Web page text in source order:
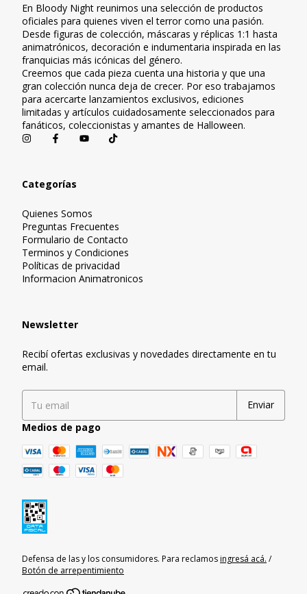
En Bloody Night reunimos una selección de productos
oficiales para quienes viven el terror como una pasión.
Desde figuras de colección, máscaras y réplicas 1:1 hasta
animatrónicos, decoración e indumentaria inspirada en las
franquicias más icónicas del género.
Creemos que cada pieza cuenta una historia y que una
gran colección nunca deja de crecer. Por eso trabajamos
para acercarte lanzamientos exclusivos, ediciones
limitadas y artículos cuidadosamente seleccionados para
fanáticos, coleccionistas y amantes de Halloween.
Categorías
Quienes Somos
Preguntas Frecuentes
Formulario de Contacto
Terminos y Condiciones
Políticas de privacidad
Informacion Animatronicos
Newsletter
Recibí ofertas exclusivas y novedades directamente en tu
email.
Medios de pago
Defensa de las y los consumidores. Para reclamosingresá acá. /
Botón de arrepentimiento